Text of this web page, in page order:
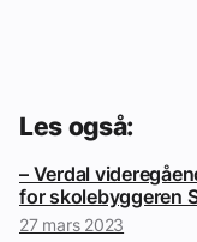
Les også:
– Verdal
for skolebyggeren
27 mars 2023